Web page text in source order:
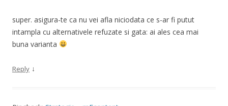
super. asigura-te ca nu vei afla niciodata ce s-ar fi putut
intampla cu alternativele refuzate si gata: ai ales cea mai
buna varianta
Reply ↓